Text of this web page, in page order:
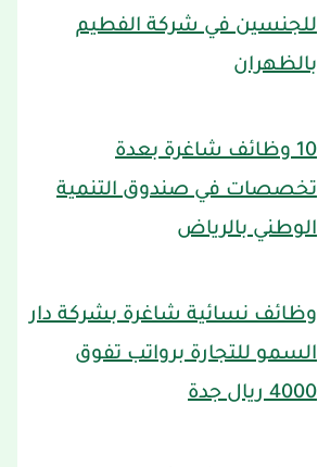
للجنسين في شركة الفطيم
بالظهران
10 وظائف شاغرة بعدة
تخصصات في صندوق التنمية
الوطني بالرياض
وظائف نسائية شاغرة بشركة دار
السمو للتجارة برواتب تفوق
4000 ريال جدة